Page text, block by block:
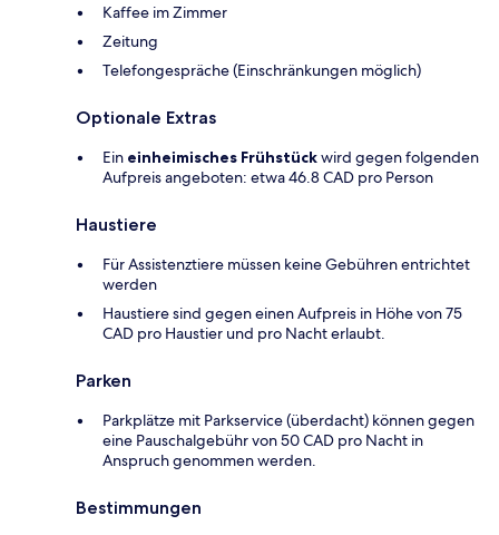
Kaffee im Zimmer
Zeitung
Telefongespräche (Einschränkungen möglich)
Optionale Extras
Ein einheimisches Frühstückwird gegen folgenden
Aufpreis angeboten: etwa 46.8 CAD pro Person
Haustiere
Für Assistenztiere müssen keine Gebühren entrichtet
werden
Haustiere sind gegen einen Aufpreis in Höhe von 75
CAD pro Haustier und pro Nacht erlaubt.
Parken
Parkplätze mit Parkservice (überdacht) können gegen
eine Pauschalgebühr von 50 CAD pro Nacht in
Anspruch genommen werden.
Bestimmungen